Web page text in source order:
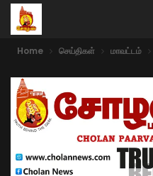
Home செய்திகள் மாவட்டம்